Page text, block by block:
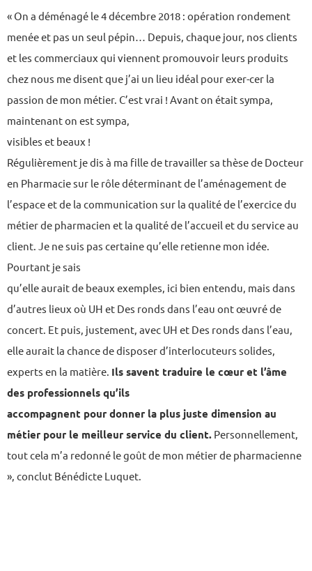
« On a déménagé le 4 décembre 2018 : opération rondement
menée et pas un seul pépin… Depuis, chaque jour, nos clients
et les commerciaux qui viennent promouvoir leurs produits
chez nous me disent que j’ai un lieu idéal pour exer-cer la
passion de mon métier. C’est vrai ! Avant on était sympa,
maintenant on est sympa,
visibles et beaux !
Régulièrement je dis à ma fille de travailler sa thèse de Docteur
en Pharmacie sur le rôle déterminant de l’aménagement de
l’espace et de la communication sur la qualité de l’exercice du
métier de pharmacien et la qualité de l’accueil et du service au
client. Je ne suis pas certaine qu’elle retienne mon idée.
Pourtant je sais
qu’elle aurait de beaux exemples, ici bien entendu, mais dans
d’autres lieux où UH et Des ronds dans l’eau ont œuvré de
concert. Et puis, justement, avec UH et Des ronds dans l’eau,
elle aurait la chance de disposer d’interlocuteurs solides,
experts en la matière. Ils savent traduire le cœur et l’âme
des professionnels qu’ils
accompagnent pour donner la plus juste dimension au
métier pour le meilleur service du client. Personnellement,
tout cela m’a redonné le goût de mon métier de pharmacienne
», conclut Bénédicte Luquet.